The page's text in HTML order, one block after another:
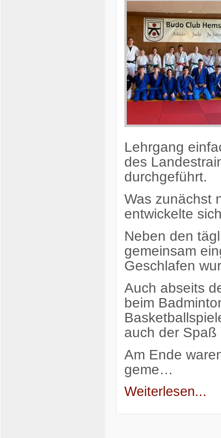
Lehrgang
des
durchgeführt.
Was zunächst
entwickelte
Neben den
gemeinsam
Geschlafen
Auch abseits
beim
auch der Spaß
Am Ende
geme…
Weiterlesen...